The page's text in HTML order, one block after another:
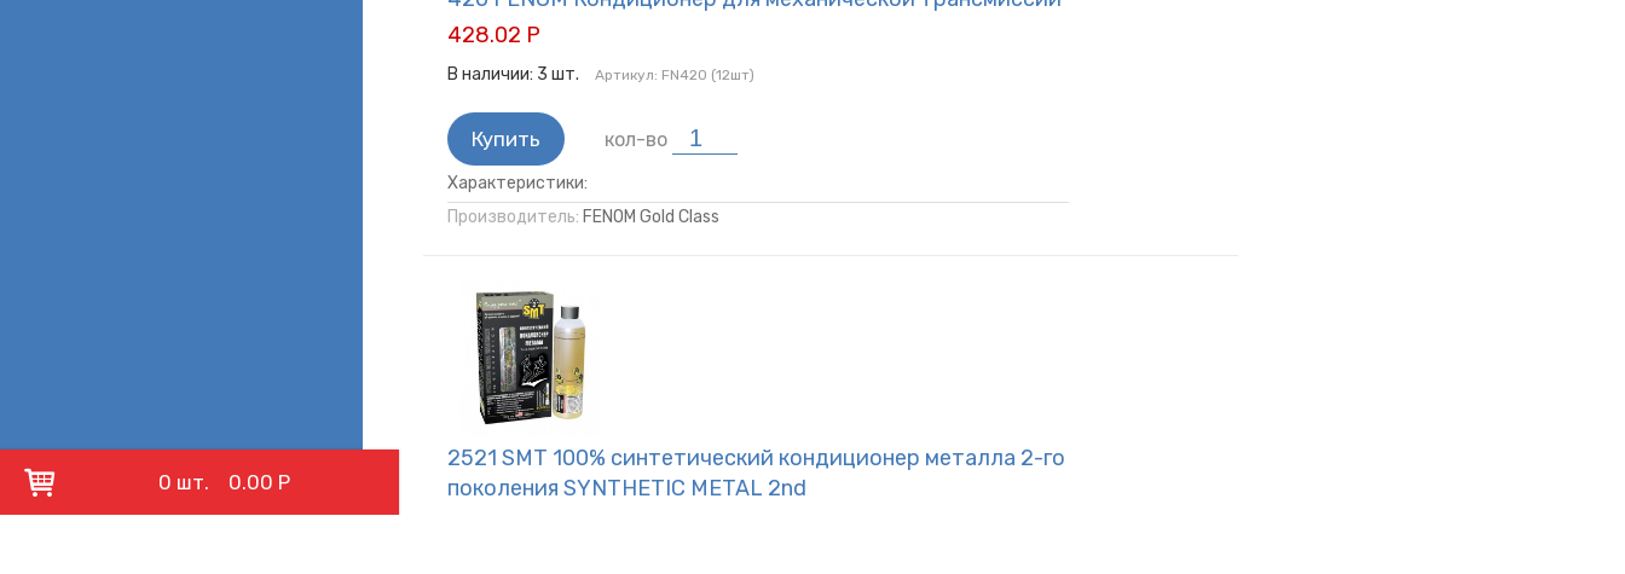
0 шт. 0.00 Р
428.02 Р
В наличии: 3 шт. Артикул: FN420 (12шт)
Купить кол-во
Характеристики:
Производитель: FENOM Gold Class
2521 SMT 100% cинтетический кондиционер металла 2-го
поколения SYNTHETIC METAL 2nd